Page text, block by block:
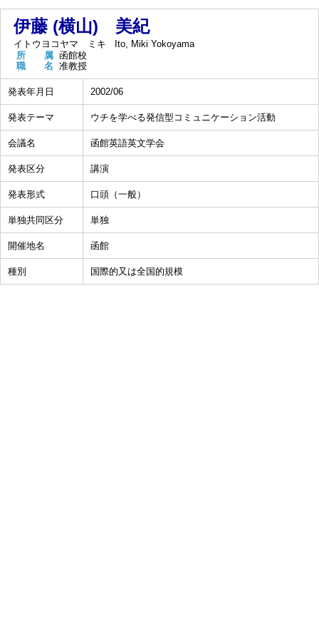
伊藤 (横山) 美紀
イトウヨコヤマ ミキ
Ito, Miki Yokoyama
所 属 函館校
職 名 准教授
発表年月日 2002/06
発表テーマ ウチを学べる発信型コミュニケーション活動
会議名 函館英語英文学会
発表区分 講演
発表形式 口頭（一般）
単独共同区分 単独
開催地名 函館
種別 国際的又は全国的規模